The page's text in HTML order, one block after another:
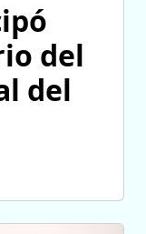
del
del